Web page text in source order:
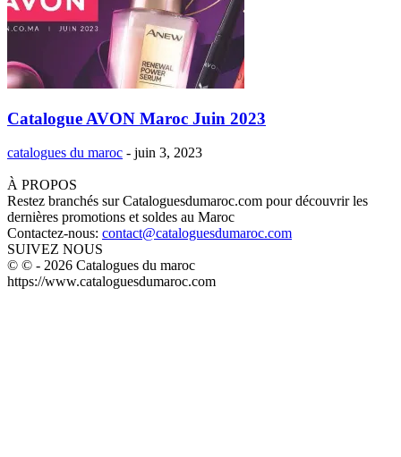
Catalogue AVON Maroc Juin 2023
catalogues du maroc - juin 3, 2023
À PROPOS
Restez branchés sur Cataloguesdumaroc.com pour découvrir les
dernières promotions et soldes au Maroc
Contactez-nous: contact@cataloguesdumaroc.com
SUIVEZ NOUS
© © - 2026 Catalogues du maroc
https://www.cataloguesdumaroc.com